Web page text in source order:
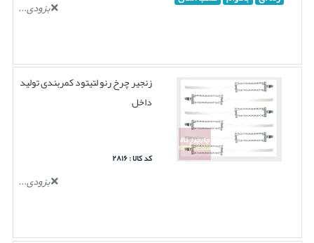
بزودی...
زنجیر چرخ رنو لتیتود کمربندی تولید
داخل
کد کالا : ۲۸۱۶
بزودی...